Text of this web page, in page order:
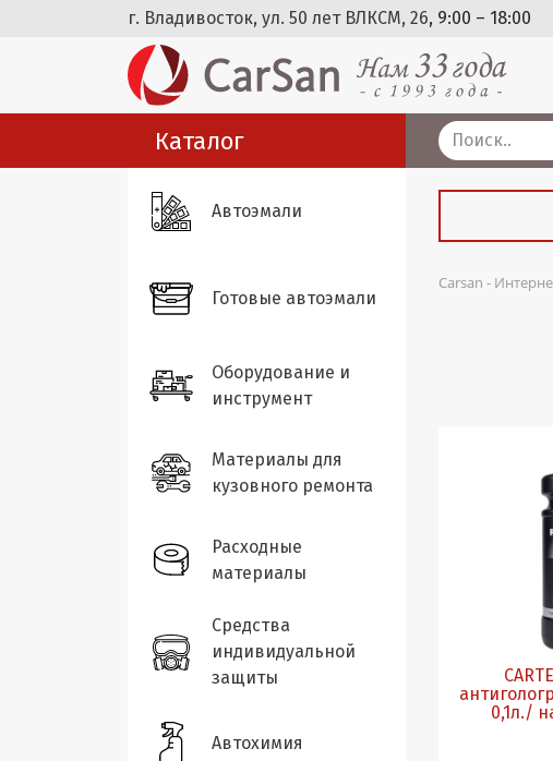
г. Владивосток, ул. 50 лет ВЛКСМ, 26, 9:00 – 18:00
Каталог
Автоэмали
Готовые автоэмали
Оборудование и
инструмент
Материалы для
кузовного ремонта
Расходные
материалы
Средства
индивидуальной
защиты
Автохимия
Carsan -
0,1л./